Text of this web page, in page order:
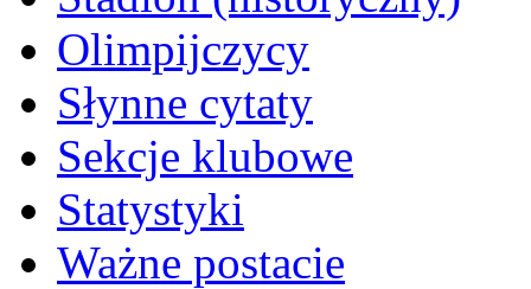
Olimpijczycy
Słynne cytaty
Sekcje klubowe
Statystyki
Ważne postacie